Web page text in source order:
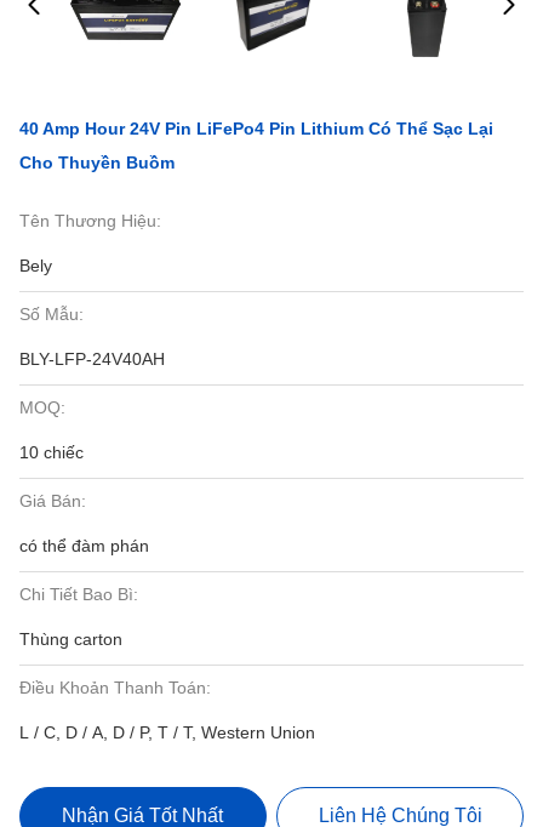
40 Amp Hour 24V Pin LiFePo4 Pin Lithium Có Thể Sạc Lại
Cho Thuyền Buồm
Tên Thương Hiệu:
Bely
Số Mẫu:
BLY-LFP-24V40AH
MOQ:
10 chiếc
Giá Bán:
có thể đàm phán
Chi Tiết Bao Bì:
Thùng carton
Điều Khoản Thanh Toán:
L / C, D / A, D / P, T / T, Western Union
Nhận Giá Tốt Nhất Liên Hệ Chúng Tôi